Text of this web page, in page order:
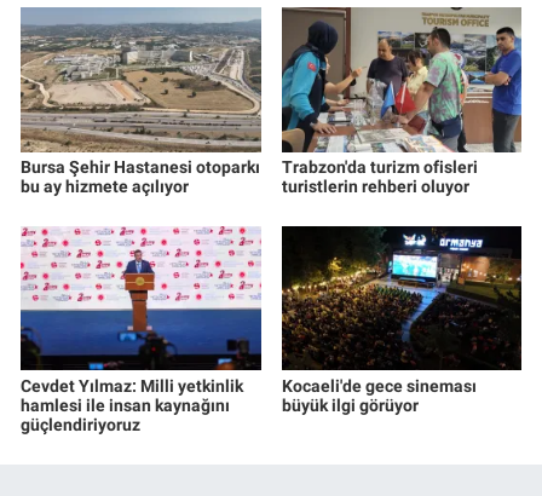
Bursa Şehir Hastanesi otoparkı
bu ay hizmete açılıyor
Trabzon'da turizm ofisleri
turistlerin rehberi oluyor
Cevdet Yılmaz: Milli yetkinlik
hamlesi ile insan kaynağını
güçlendiriyoruz
Kocaeli'de gece sineması
büyük ilgi görüyor